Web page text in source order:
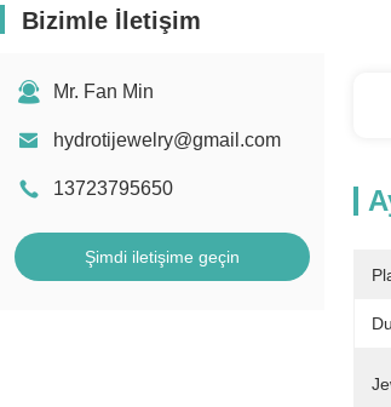
Bizimle İletişim
Mr. Fan Min
hydrotijewelry@gmail.com
13723795650
Şimdi iletişime geçin